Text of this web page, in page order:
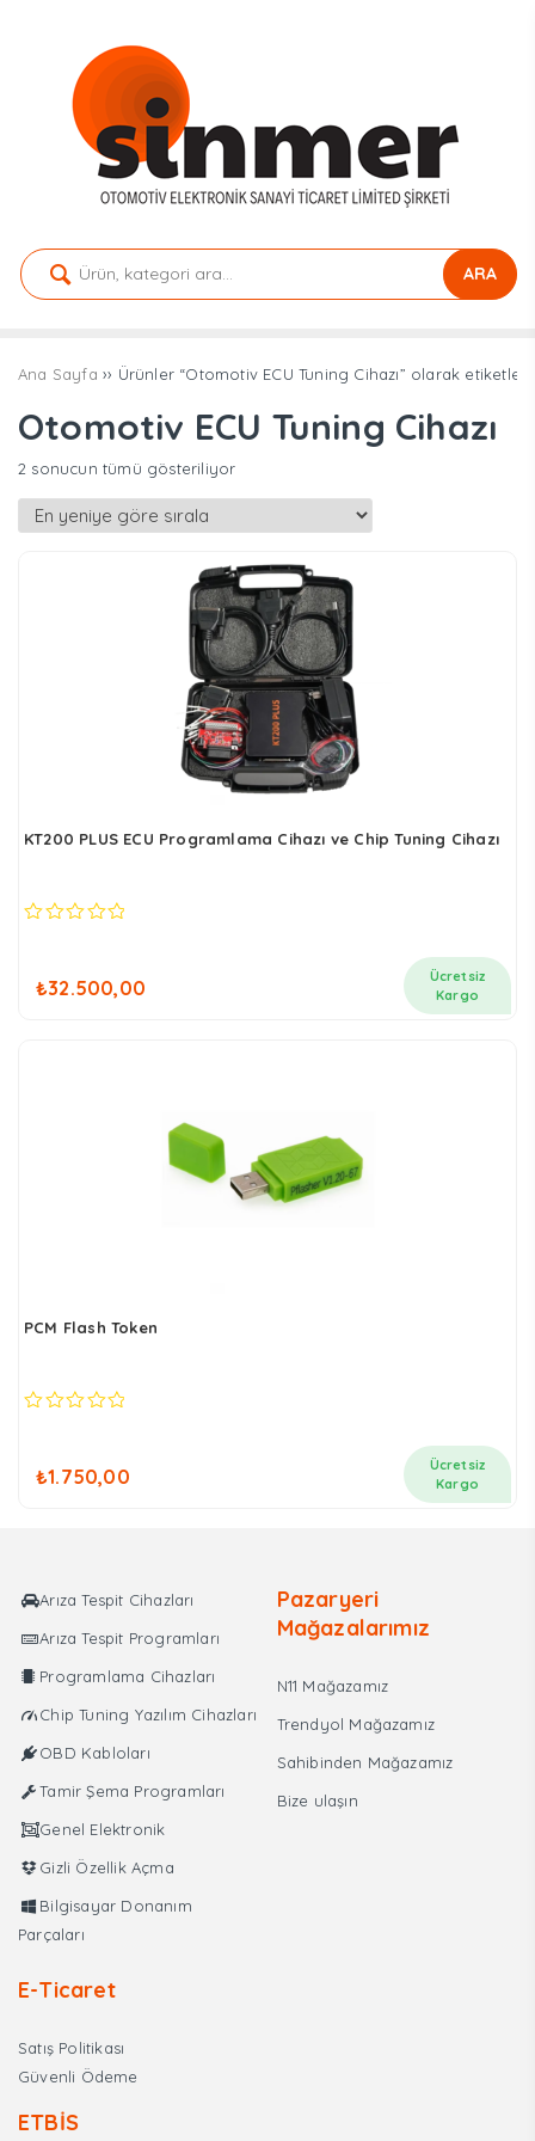
ARA
Ana Sayfa ›› Ürünler “Otomotiv ECU Tuning Cihazı” olarak
Otomotiv ECU Tuning Cihazı
2 sonucun tümü gösteriliyorEn
yeniye
KT200 PLUS ECU Programlama Cihazı ve Chip Tuning Cihazı
₺32.500,00
Ücretsiz
Kargo
PCM Flash Token
₺1.750,00
Ücretsiz
Kargo
Arıza Tespit Cihazları
Arıza Tespit Programları
Programlama Cihazları
Chip Tuning Yazılım Cihazları
OBD Kabloları
Tamir Şema Programları
Genel Elektronik
Gizli Özellik Açma
Bilgisayar Donanım
Parçaları
Pazaryeri
Mağazalarımız
N11 Mağazamız
Trendyol Mağazamız
Sahibinden Mağazamız
Bize ulaşın
E-Ticaret
Satış Politikası
Güvenli Ödeme
ETBİS